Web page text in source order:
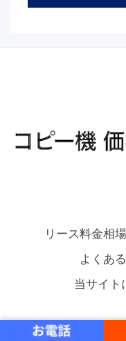
リース料金相場
よくあ
当サイト